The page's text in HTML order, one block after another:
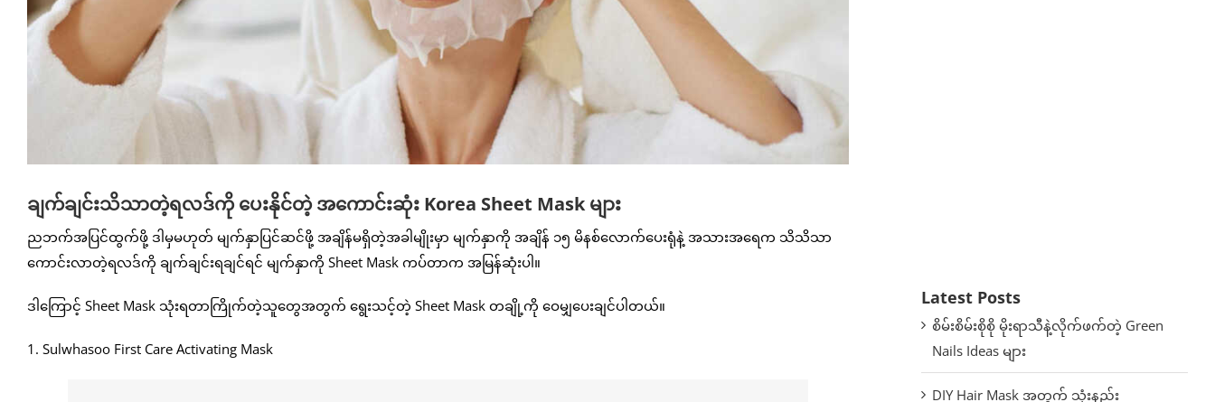
ချက်ချင်းသိသာတဲ့ရလဒ်ကို ပေးနိုင်တဲ့ အကောင်းဆုံး Korea Sheet Mask များ
ညဘက်အပြင်ထွက်ဖို့ ဒါမှမဟုတ် မျက်နှာပြင်ဆင်ဖို့ အချိန်မရှိတဲ့အခါမျိုးမှာ မျက်နှာကို အချိန် ၁၅ မိနစ်လောက်ပေးရုံနဲ့ အသားအရေက သိသိသာ
ကောင်းလာတဲ့ရလဒ်ကို ချက်ချင်းရချင်ရင် မျက်နှာကို Sheet Mask ကပ်တာက အမြန်ဆုံးပါ။
ဒါကြောင့် Sheet Mask သုံးရတာကြိုက်တဲ့သူတွေအတွက် ရွေးသင့်တဲ့ Sheet Mask တချို့ကို ဝေမျှပေးချင်ပါတယ်။
1. Sulwhasoo First Care Activating Mask
Latest Posts
စိမ်းစိမ်းစိုစို မိုးရာသီနဲ့လိုက်ဖက်တဲ့ Green
Nails Ideas များ
DIY Hair Mask အတွက် သုံးနည်း